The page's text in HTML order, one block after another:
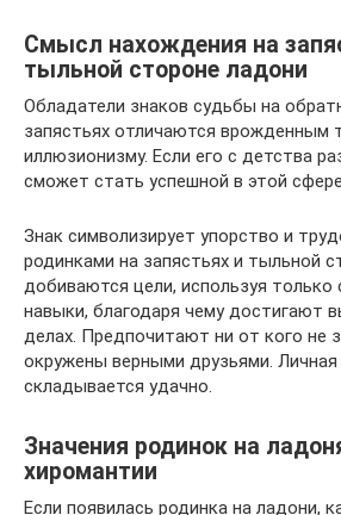
Смысл нахождения на
тыльной стороне ладони
Обладатели знаков судьбы на
запястьях отличаются врожденным
иллюзионизму. Если его с детства
сможет стать успешной в этой
Знак символизирует упорство и
родинками на запястьях и тыльной
добиваются цели, используя только
навыки, благодаря чему достигают
делах. Предпочитают ни от кого не
окружены верными друзьями. Личная
складывается удачно.
Значения родинок на
хиромантии
Если появилась родинка на ладони,